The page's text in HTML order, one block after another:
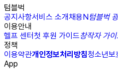
텀블벅
공지사항서비스 소개채용N텀블벅
이용안내
헬프 센터첫 후원 가이드창작자 가
정책
이용약관개인정보처리방침청소년보
App